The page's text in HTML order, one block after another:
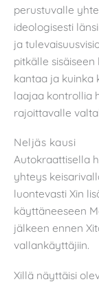
perustuvalle
ideologisesti
ja
pitkälle
kantaa ja kuinka
laajaa kontrollia
rajoittavalle
Neljäs kausi
Autokraattisella
yhteys
luontevasti Xin
käyttäneeseen
jälkeen ennen
vallankäyttäjiin.
Xillä näyttäisi